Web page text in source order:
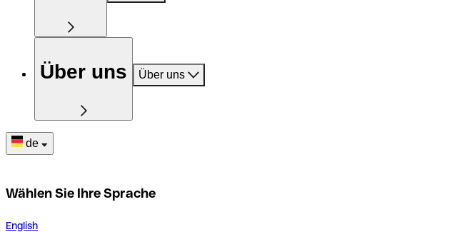
Über uns Über uns
de
Wählen Sie Ihre Sprache
English